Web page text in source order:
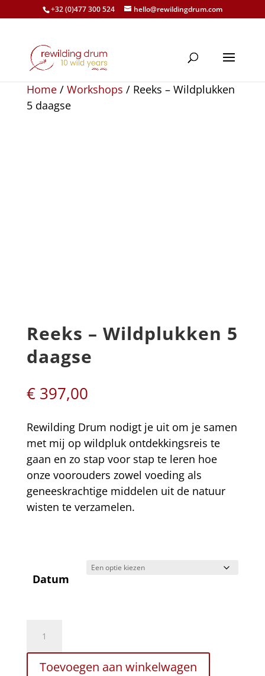
+32 (0)477 300 524 hello@rewildingdrum.com
Home/ Workshops / Reeks – Wildplukken
5 daagse
Reeks – Wildplukken 5
daagse
€397,00
Rewilding Drum nodigt je uit om je samen
met mij op wildpluk ontdekkingsreis te
gaan en zo stap voor stap te leren hoe
onze voorouders zowel voeding als
geneeskrachtige middelen uit de natuur
wisten te verzamelen.
Datum
Wildplukken
Toevoegen aan winkelwagen